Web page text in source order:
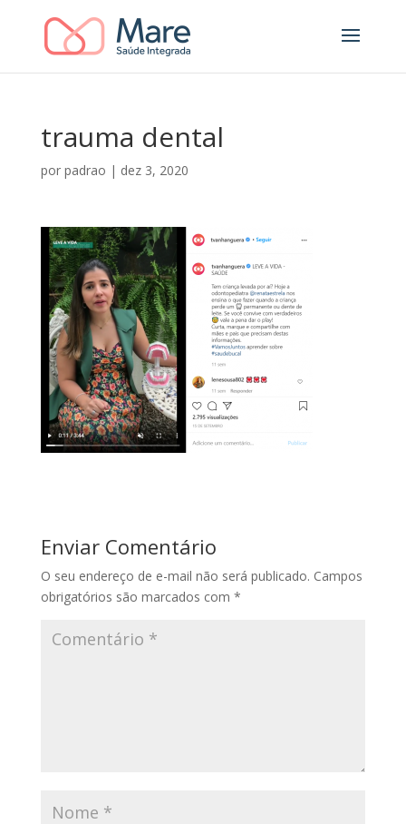
trauma dental
por padrao | dez 3, 2020
Enviar Comentário
O seu endereço de e-mail não será publicado. Campos
obrigatórios são marcados com *